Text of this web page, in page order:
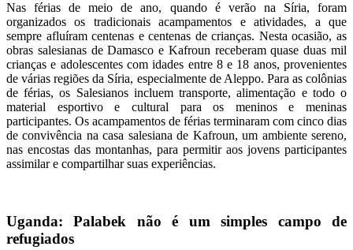
Nas férias de meio de ano, quando é verão na Síria, foram
organizados os tradicionais acampamentos e atividades, a que
sempre afluíram centenas e centenas de crianças. Nesta ocasião, as
obras salesianas de Damasco e Kafroun receberam quase duas mil
crianças e adolescentes com idades entre 8 e 18 anos, provenientes
de várias regiões da Síria, especialmente de Aleppo. Para as colônias
de férias, os Salesianos incluem transporte, alimentação e todo o
material esportivo e cultural para os meninos e meninas
participantes. Os acampamentos de férias terminaram com cinco dias
de convivência na casa salesiana de Kafroun, um ambiente sereno,
nas encostas das montanhas, para permitir aos jovens participantes
assimilar e compartilhar suas experiências.
Uganda: Palabek não é um simples campo de
refugiados